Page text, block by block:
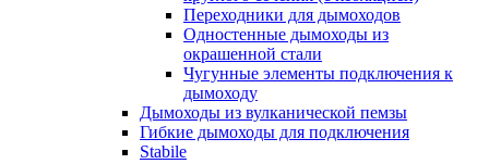
Переходники для дымоходов
Одностенные дымоходы из
окрашенной стали
Чугунные элементы подключения к
дымоходу
Дымоходы из вулканической пемзы
Гибкие дымоходы для подключения
Stabile